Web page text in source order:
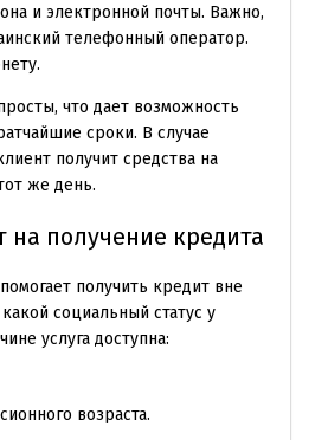
и электронной почты. Важно,
телефонный оператор.
что дает возможность
сроки. В случае
получит средства на
же день.
на получение кредита
получить кредит вне
социальный статус у
услуга доступна:
возраста.